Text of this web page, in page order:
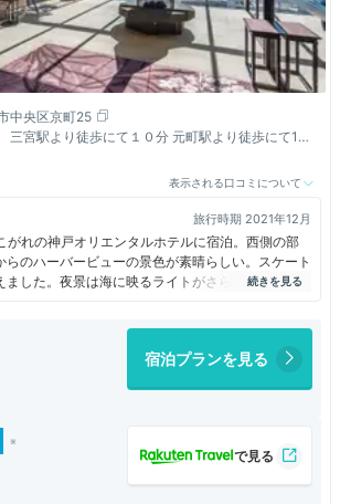
中央区京町25
三宮駅より徒歩にて１０分 元町駅より徒歩にて10
表示される口コミについて
旅行時期 2021年12月
がれの神戸オリエンタルホテルに宿泊。西側の部
らのハーバービューの景色が素晴らしい。スケート
ました。夜景は海に映るライトがさらに美しかっ
フェ形式でおいしくてたくさん食べました。
宿泊プランを見る